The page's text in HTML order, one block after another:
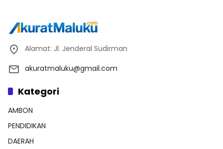
Alamat: Jl. Jenderal Sudirman
akuratmaluku@gmail.com
Kategori
AMBON
PENDIDIKAN
DAERAH